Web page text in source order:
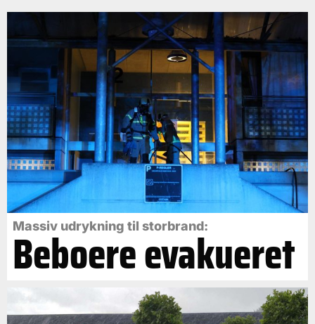
Massiv udrykning til storbrand:
Beboere evakueret